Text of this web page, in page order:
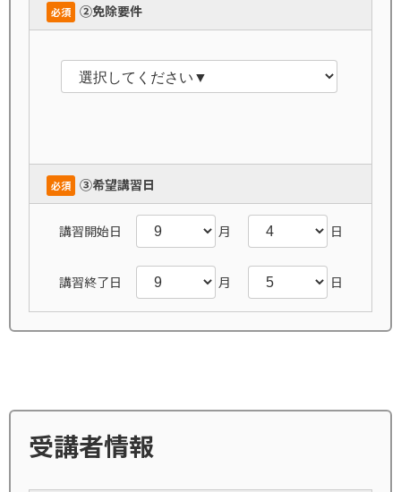
必須 ➁免除要件
必須 ➂希望講習日
講習開始日 月 日
講習終了日 月 日
受講者情報